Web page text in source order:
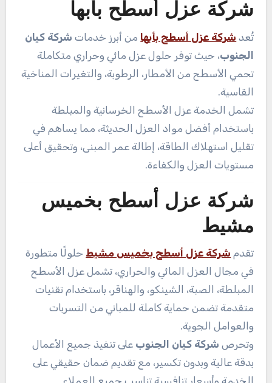
شركة عزل أسطح بأبها
تُعد شركة عزل أسطح بأبها من أبرز خدمات شركة كيان
الجنوب، حيث توفر حلول عزل مائي وحراري متكاملة
تحمي الأسطح من الأمطار، الرطوبة، والتغيرات المناخية
القاسية.
تشمل الخدمة عزل الأسطح الخرسانية والمبلطة
باستخدام أفضل مواد العزل الحديثة، مما يساهم في
تقليل استهلاك الطاقة، إطالة عمر المبنى، وتحقيق أعلى
مستويات العزل والكفاءة.
شركة عزل أسطح بخميس
مشيط
تقدم شركة عزل أسطح بخميس مشيط حلولًا متطورة
في مجال العزل المائي والحراري، تشمل عزل الأسطح
المبلطة، الصبة، الشينكو، والهناقر، باستخدام تقنيات
متقدمة تضمن حماية كاملة للمباني من التسربات
والعوامل الجوية.
وتحرص شركة كيان الجنوب على تنفيذ جميع الأعمال
بدقة عالية وبدون تكسير، مع تقديم ضمان حقيقي على